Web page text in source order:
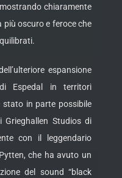
chiaramente
più oscuro e feroce che
espansione
Espedal in territori
in parte possibile
Studios di
con il leggendario
che ha avuto un
del sound “black